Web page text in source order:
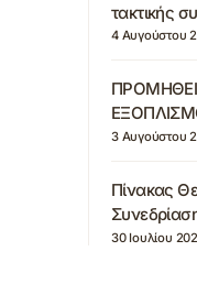
τακτικής
4 Αυγούστου
3 Αυγούστου
Πίνακας
30 Ιουλίου